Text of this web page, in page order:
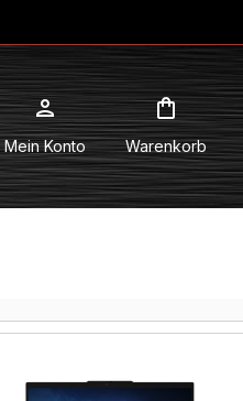
Mein Konto Warenkorb